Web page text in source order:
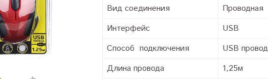
Вид соединения
Проводная
Интерфейс
USB
Способ подключения
USB провод
Длина провода
1,25м